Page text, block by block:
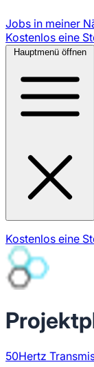
Jobs in meiner
Kostenlos eine
Hauptmenü öffnen
Kostenlos eine
50Hertz